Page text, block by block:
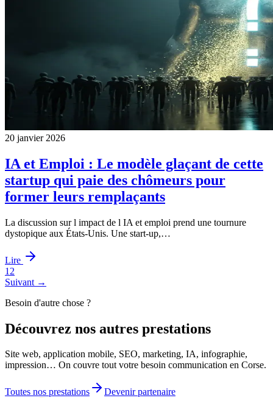
20 janvier 2026
IA et Emploi : Le modèle glaçant de cette
startup qui paie des chômeurs pour
former leurs remplaçants
La discussion sur l impact de l IA et emploi prend une tournure
dystopique aux États-Unis. Une start-up,…
Lire
1 2
Suivant →
Besoin d'autre chose ?
Découvrez nos autres prestations
Site web, application mobile, SEO, marketing, IA, infographie,
impression… On couvre tout votre besoin communication en Corse.
Toutes nos prestations Devenir partenaire